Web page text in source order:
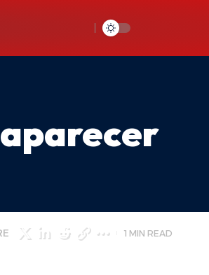
1 MIN READ